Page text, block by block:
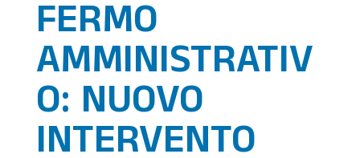
FERMO
AMMINISTRATIV
O: NUOVO
INTERVENTO